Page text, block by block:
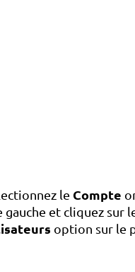
le Compte
gauche et cliquez sur
option sur le